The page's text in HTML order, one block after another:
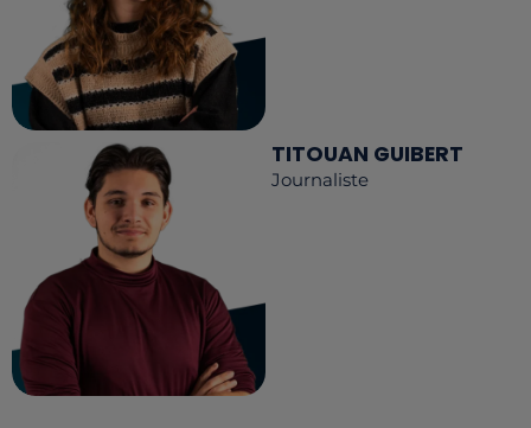
TITOUAN GUIBERT
Journaliste